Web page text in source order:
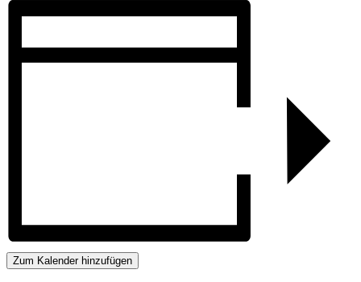
Zum Kalender hinzufügen